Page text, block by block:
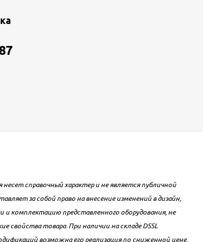
справочный характер и не является публичной
за собой право на внесение изменений в дизайн,
и комплектацию представленного оборудования, не
свойства товара. При наличии на складе DSSL
возможна его реализация по сниженной цене.